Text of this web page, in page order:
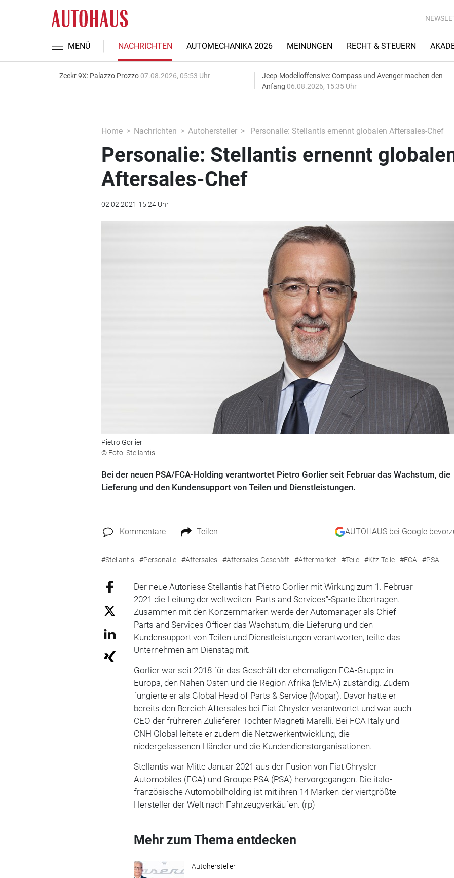
MENÜ NACHRICHTEN AUTOMECHANIKA 2026 MEINUNGEN RECHT & STEUERN
Zeekr 9X: Palazzo Prozzo 07.08.2026, 05:53 Uhr
Jeep-Modelloffensive: Compass und Avenger machen den
Anfang 06.08.2026, 15:35 Uhr
Home Nachrichten Autohersteller Personalie: Stellantis ernennt globalen Aftersales-Chef
Personalie: Stellantis ernennt
Aftersales-Chef
02.02.2021 15:24 Uhr
Pietro Gorlier
© Foto: Stellantis
Bei der neuen PSA/FCA-Holding verantwortet Pietro Gorlier seit Februar das Wachstum, die
Lieferung und den Kundensupport von Teilen und Dienstleistungen.
Kommentare Teilen AUTOHAUS bei Google
#Stellantis #Personalie #Aftersales #Aftersales-Geschäft #Aftermarket #Teile #Kfz-Teile #FCA #PSA
Der neue Autoriese Stellantis hat Pietro Gorlier mit Wirkung zum 1. Februar
2021 die Leitung der weltweiten "Parts and Services"-Sparte übertragen.
Zusammen mit den Konzernmarken werde der Automanager als Chief
Parts and Services Officer das Wachstum, die Lieferung und den
Kundensupport von Teilen und Dienstleistungen verantworten, teilte das
Unternehmen am Dienstag mit.
Gorlier war seit 2018 für das Geschäft der ehemaligen FCA-Gruppe in
Europa, den Nahen Osten und die Region Afrika (EMEA) zuständig. Zudem
fungierte er als Global Head of Parts & Service (Mopar). Davor hatte er
bereits den Bereich Aftersales bei Fiat Chrysler verantwortet und war auch
CEO der frühreren Zulieferer-Tochter Magneti Marelli. Bei FCA Italy und
CNH Global leitete er zudem die Netzwerkentwicklung, die
niedergelassenen Händler und die Kundendienstorganisationen.
Stellantis war Mitte Januar 2021 aus der Fusion von Fiat Chrysler
Automobiles (FCA) und Groupe PSA (PSA) hervorgegangen. Die italo-
französische Automobilholding ist mit ihren 14 Marken der viertgrößte
Hersteller der Welt nach Fahrzeugverkäufen. (rp)
Mehr zum Thema entdecken
Autohersteller